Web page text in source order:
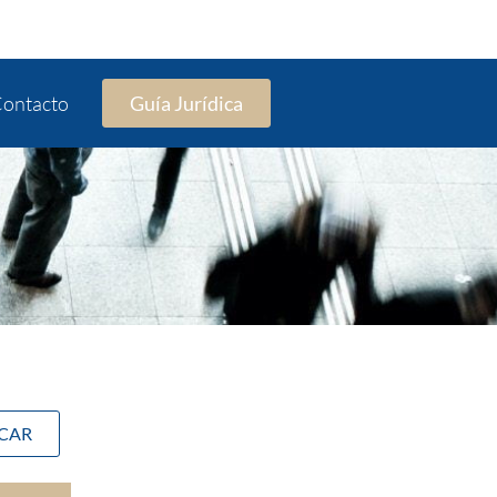
Guía Jurídica